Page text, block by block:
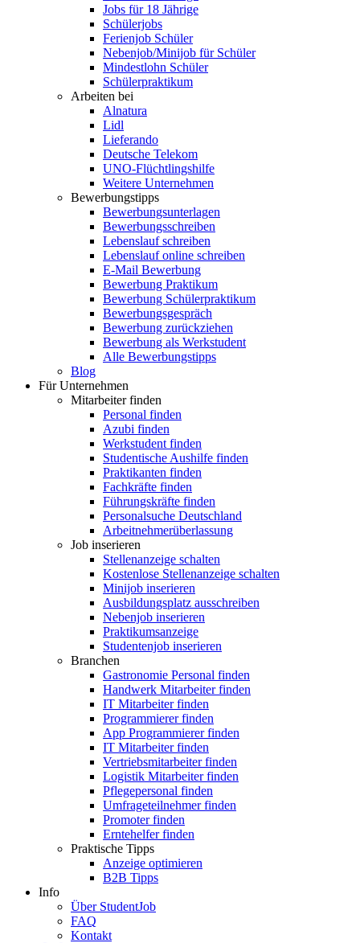
Jobs für 18 Jährige
Schülerjobs
Ferienjob Schüler
Nebenjob/Minijob für Schüler
Mindestlohn Schüler
Schülerpraktikum
Arbeiten bei
Alnatura
Lidl
Lieferando
Deutsche Telekom
UNO-Flüchtlingshilfe
Weitere Unternehmen
Bewerbungstipps
Bewerbungsunterlagen
Bewerbungsschreiben
Lebenslauf schreiben
Lebenslauf online schreiben
E-Mail Bewerbung
Bewerbung Praktikum
Bewerbung Schülerpraktikum
Bewerbungsgespräch
Bewerbung zurückziehen
Bewerbung als Werkstudent
Alle Bewerbungstipps
Blog
Für Unternehmen
Mitarbeiter finden
Personal finden
Azubi finden
Werkstudent finden
Studentische Aushilfe finden
Praktikanten finden
Fachkräfte finden
Führungskräfte finden
Personalsuche Deutschland
Arbeitnehmerüberlassung
Job inserieren
Stellenanzeige schalten
Kostenlose Stellenanzeige schalten
Minijob inserieren
Ausbildungsplatz ausschreiben
Nebenjob inserieren
Praktikumsanzeige
Studentenjob inserieren
Branchen
Gastronomie Personal finden
Handwerk Mitarbeiter finden
IT Mitarbeiter finden
Programmierer finden
App Programmierer finden
IT Mitarbeiter finden
Vertriebsmitarbeiter finden
Logistik Mitarbeiter finden
Pflegepersonal finden
Umfrageteilnehmer finden
Promoter finden
Erntehelfer finden
Praktische Tipps
Anzeige optimieren
B2B Tipps
Info
Über StudentJob
FAQ
Kontakt